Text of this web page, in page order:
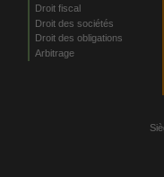
Droit fiscal
Droit des sociétés
Droit des obligations
Arbitrage